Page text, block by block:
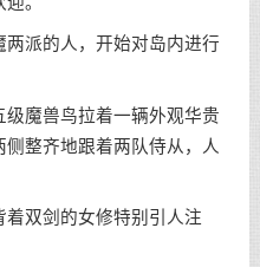
派的人，开始对岛内进行
魔兽鸟拉着一辆外观华贵
整齐地跟着两队侍从，人
双剑的女修特别引人注